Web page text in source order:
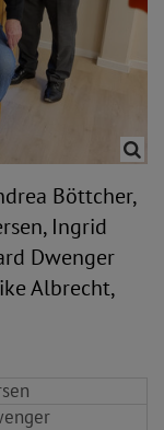
Böttcher,
Ingrid
Dwenger
Albrecht,